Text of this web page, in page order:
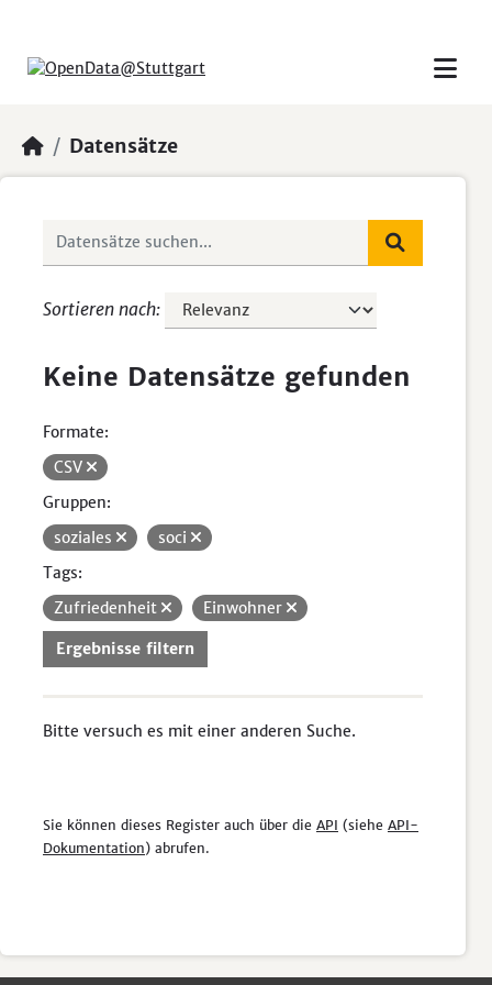
Datensätze
Sortieren nach
Keine Datensätze gefunden
Formate:
CSV
Gruppen:
soziales
soci
Tags:
Zufriedenheit
Einwohner
Ergebnisse filtern
Bitte versuch es mit einer anderen Suche.
Sie können dieses Register auch über die API (siehe API-
Dokumentation) abrufen.